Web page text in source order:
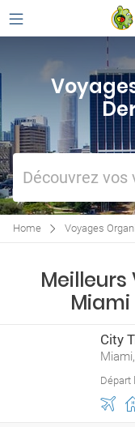
Découvrez vos
Home Voyages
Meilleurs
City
Départ